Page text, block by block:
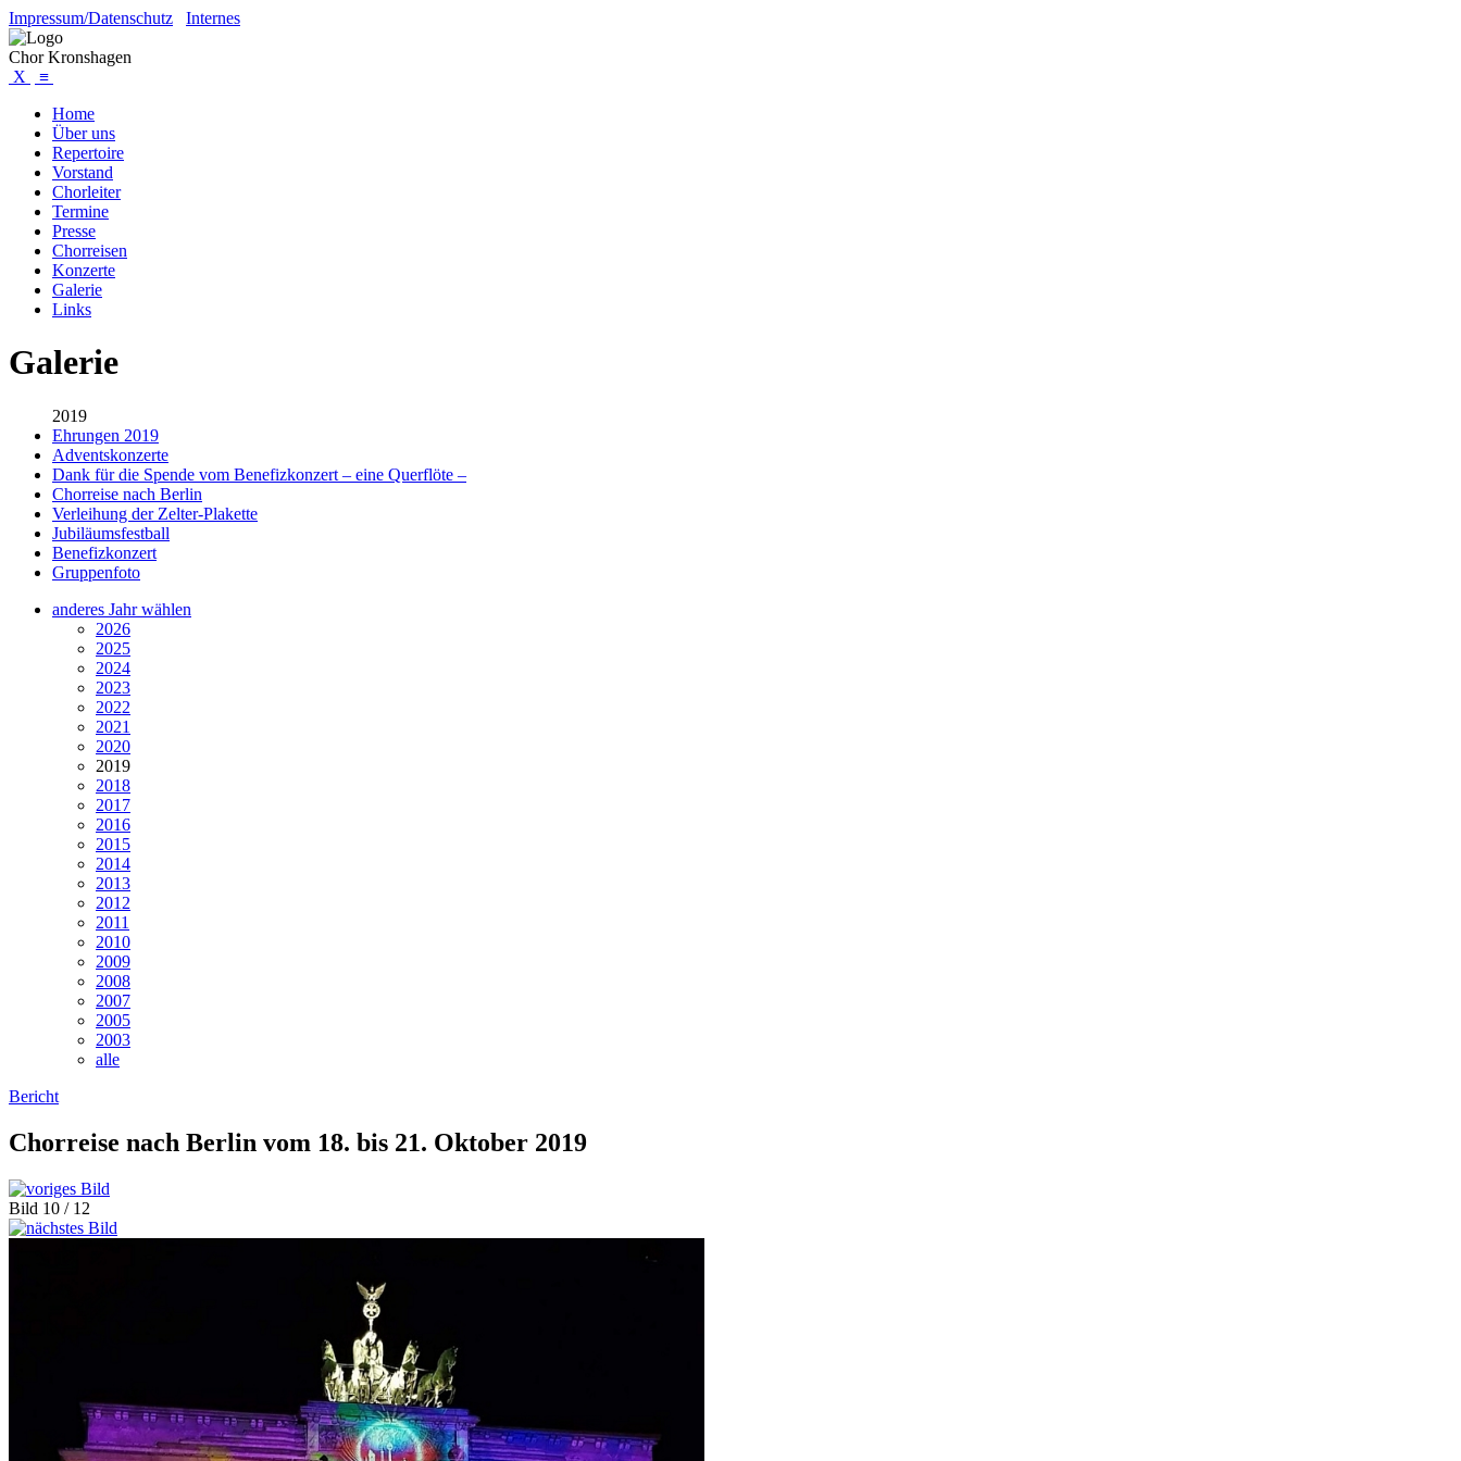
Impressum/Datenschutz Internes
Chor Kronshagen
X
≡
Home
Über uns
Repertoire
Vorstand
Chorleiter
Termine
Presse
Chorreisen
Konzerte
Galerie
Links
Galerie
2019
Ehrungen 2019
Adventskonzerte
Dank für die Spende vom Benefizkonzert – eine Querflöte –
Chorreise nach Berlin
Verleihung der Zelter-Plakette
Jubiläumsfestball
Benefizkonzert
Gruppenfoto
anderes Jahr wählen
2026
2025
2024
2023
2022
2021
2020
2019
2018
2017
2016
2015
2014
2013
2012
2011
2010
2009
2008
2007
2005
2003
alle
Bericht
Chorreise nach Berlin vom 18. bis 21. Oktober 2019
Bild 10 / 12